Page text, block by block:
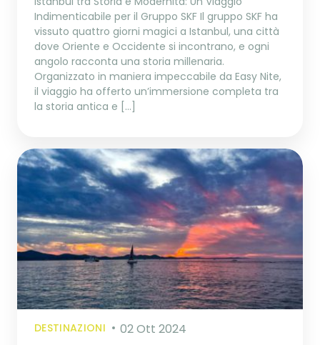
Indimenticabile per il Gruppo SKF Il gruppo SKF ha
vissuto quattro giorni magici a Istanbul, una città
dove Oriente e Occidente si incontrano, e ogni
angolo racconta una storia millenaria.
Organizzato in maniera impeccabile da Easy Nite,
il viaggio ha offerto un’immersione completa tra
la storia antica e […]
DESTINAZIONI 02 Ott 2024